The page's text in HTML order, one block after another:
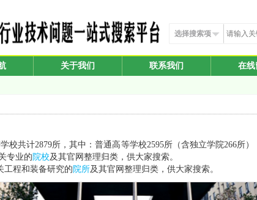
选择搜索项
关于我们 联系我们 在线
校共计2879所，其中：普通高等学校2595所（含独立学院266所
专业的 院校及其官网整理归类，供大家搜索。
工程和装备研究的 院所及其官网整理归类，供大家搜索。